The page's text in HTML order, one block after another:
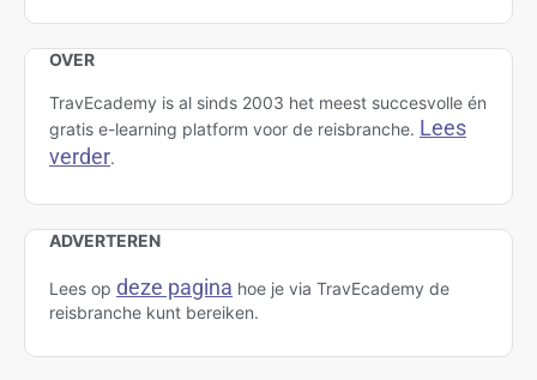
OVER
TravEcademy is al sinds 2003 het meest succesvolle én
gratis e-learning platform voor de reisbranche. Lees
verder.
ADVERTEREN
Lees op deze pagina hoe je via TravEcademy de
reisbranche kunt bereiken.